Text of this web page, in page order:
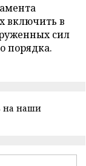
включить в
сил
порядка.
на наши